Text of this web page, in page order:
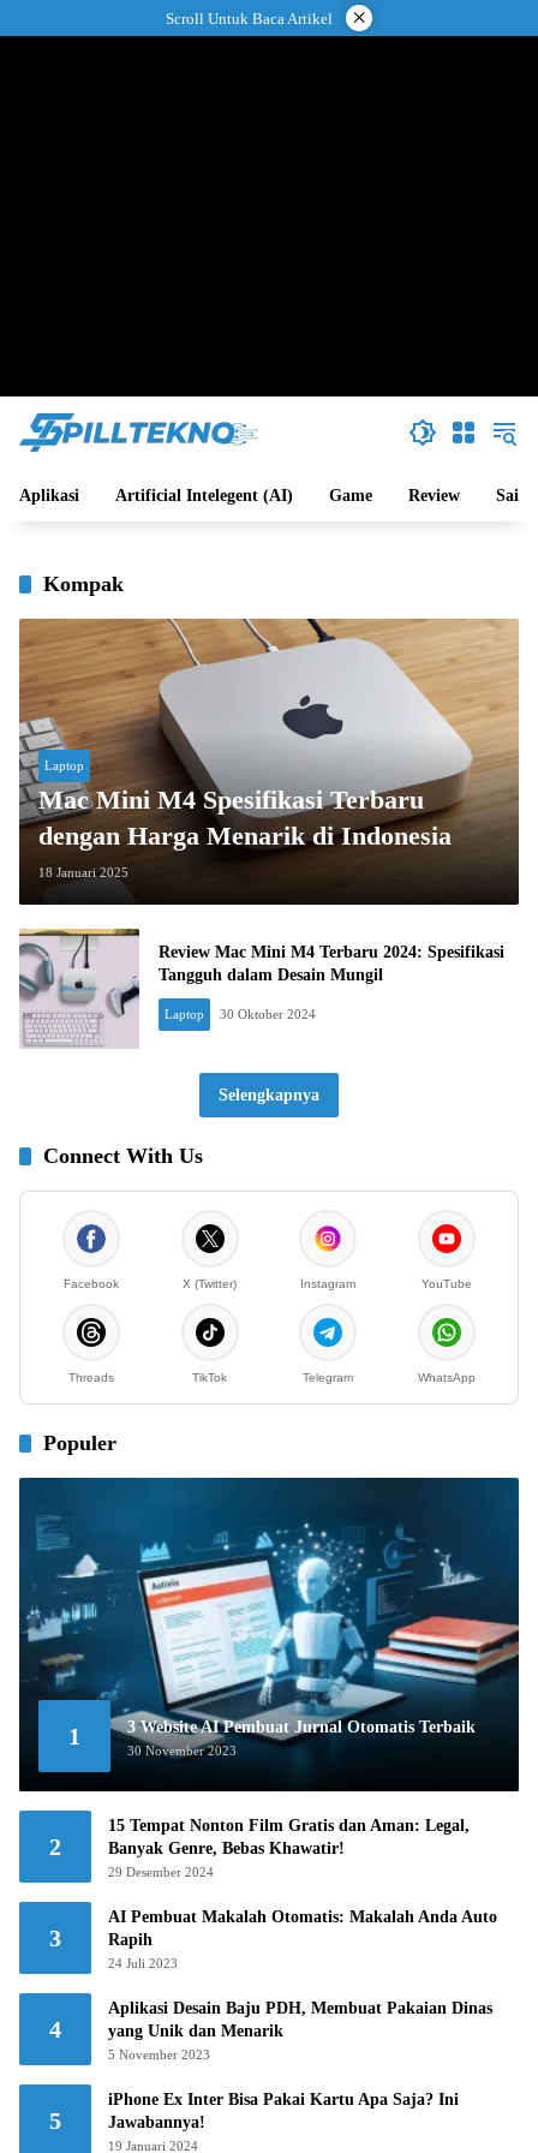
ke
Scroll Untuk Baca Artikel ×
Aplikasi Artificial Intelegent (AI) Game Review Sains
Kompak
Laptop
Mac Mini M4 Spesifikasi Terbaru
dengan Harga Menarik di Indonesia
18 Januari 2025
Review Mac Mini M4 Terbaru 2024: Spesifikasi
Tangguh dalam Desain Mungil
Laptop 30 Oktober 2024
Selengkapnya
Connect With Us
Facebook X (Twitter) Instagram YouTube
Threads TikTok Telegram WhatsApp
Populer
1 3 Website AI Pembuat Jurnal Otomatis Terbaik
30 November 2023
2
15 Tempat Nonton Film Gratis dan Aman: Legal,
Banyak Genre, Bebas Khawatir!
29 Desember 2024
3
AI Pembuat Makalah Otomatis: Makalah Anda Auto
Rapih
24 Juli 2023
4
Aplikasi Desain Baju PDH, Membuat Pakaian Dinas
yang Unik dan Menarik
5 November 2023
5
iPhone Ex Inter Bisa Pakai Kartu Apa Saja? Ini
Jawabannya!
19 Januari 2024